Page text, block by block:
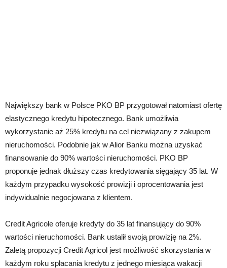
Największy bank w Polsce PKO BP przygotował natomiast ofertę
elastycznego kredytu hipotecznego. Bank umożliwia
wykorzystanie aż 25% kredytu na cel niezwiązany z zakupem
nieruchomości. Podobnie jak w Alior Banku można uzyskać
finansowanie do 90% wartości nieruchomości. PKO BP
proponuje jednak dłuższy czas kredytowania sięgający 35 lat. W
każdym przypadku wysokość prowizji i oprocentowania jest
indywidualnie negocjowana z klientem.
Credit Agricole oferuje kredyty do 35 lat finansujący do 90%
wartości nieruchomości. Bank ustalił swoją prowizję na 2%.
Zaletą propozycji Credit Agricol jest możliwość skorzystania w
każdym roku spłacania kredytu z jednego miesiąca wakacji